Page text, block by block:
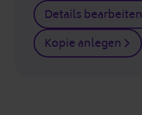
Details bearbeiten
Kopie anlegen